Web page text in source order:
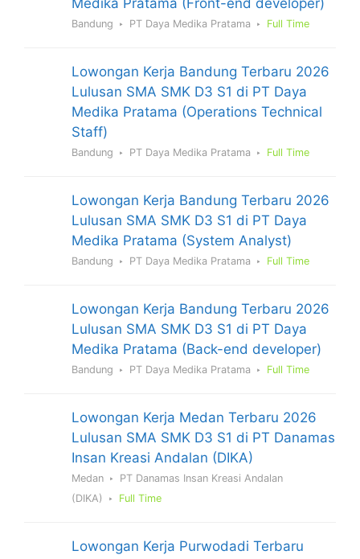
Medika Pratama (Front-end developer)
Bandung PT Daya Medika Pratama Full Time
Lowongan Kerja Bandung Terbaru 2026
Lulusan SMA SMK D3 S1 di PT Daya
Medika Pratama (Operations Technical
Staff)
Bandung PT Daya Medika Pratama Full Time
Lowongan Kerja Bandung Terbaru 2026
Lulusan SMA SMK D3 S1 di PT Daya
Medika Pratama (System Analyst)
Bandung PT Daya Medika Pratama Full Time
Lowongan Kerja Bandung Terbaru 2026
Lulusan SMA SMK D3 S1 di PT Daya
Medika Pratama (Back-end developer)
Bandung PT Daya Medika Pratama Full Time
Lowongan Kerja Medan Terbaru 2026
Lulusan SMA SMK D3 S1 di PT Danamas
Insan Kreasi Andalan (DIKA)
Medan
PT Danamas Insan Kreasi Andalan
(DIKA)
Full Time
Lowongan Kerja Purwodadi Terbaru